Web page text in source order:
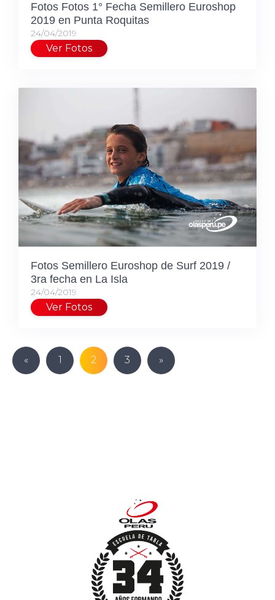
Fotos Fotos 1° Fecha Semillero Euroshop
2019 en Punta Roquitas
24/04/2019
Ver Fotos
Fotos Semillero Euroshop de Surf 2019 /
3ra fecha en La Isla
24/04/2019
Ver Fotos
« 1 2 3 »